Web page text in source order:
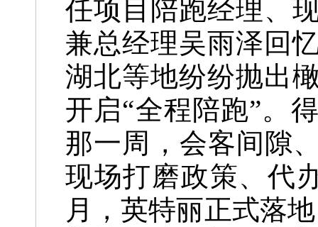
任项目陪跑经理、
兼总经理吴雨泽回
湖北等地纷纷抛出
开启“全程陪跑”。
那一周，会客间隙
现场打磨政策、代
月，英特丽正式落